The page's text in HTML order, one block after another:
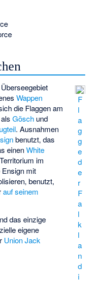
F
l
a
g
g
e
d
e
r
F
a
l
k
l
a
n
d
i
Wappen
die Flaggen am
alsGösch und
. Ausnahmen
benutzt, das
einenWhite
im
mit
benutzt,
auf seinem
das einzige
eigene
Union Jack